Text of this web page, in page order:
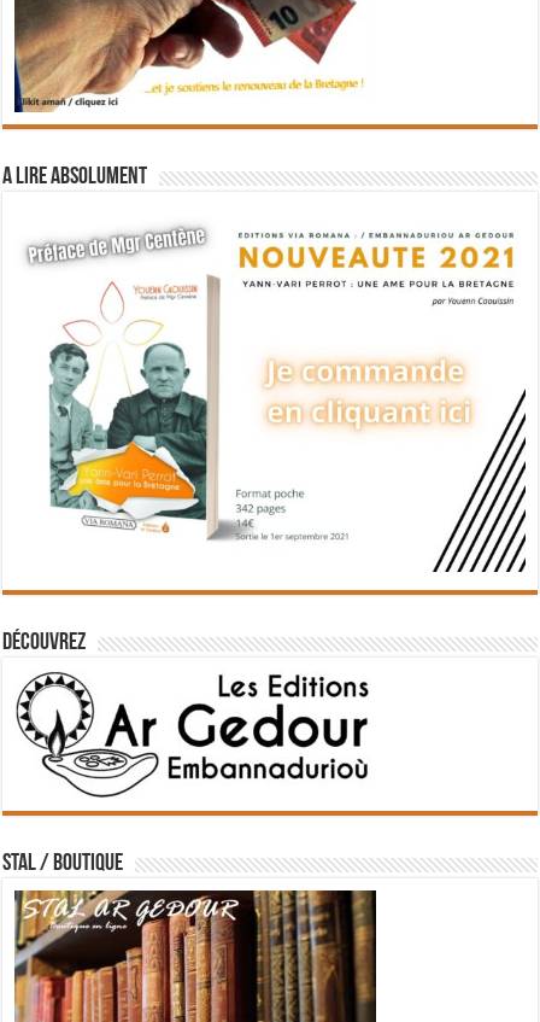
A lire absolument
Découvrez
STAL / BOUTIQUE